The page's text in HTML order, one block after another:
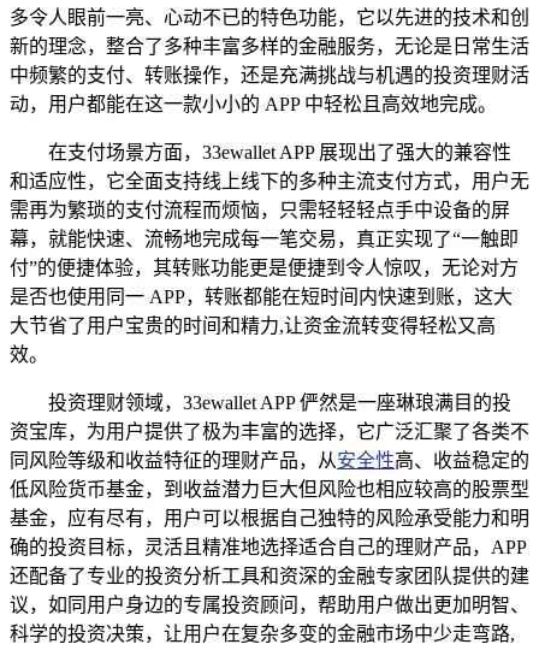
多令人眼前一亮、心动不已的特色功能，它以先进的技术和创
新的理念，整合了多种丰富多样的金融服务，无论是日常生活
中频繁的支付、转账操作，还是充满挑战与机遇的投资理财活
动，用户都能在这一款小小的 APP 中轻松且高效地完成。
在支付场景方面，33ewallet APP 展现出了强大的兼容性
和适应性，它全面支持线上线下的多种主流支付方式，用户无
需再为繁琐的支付流程而烦恼，只需轻轻轻点手中设备的屏
幕，就能快速、流畅地完成每一笔交易，真正实现了“一触即
付”的便捷体验，其转账功能更是便捷到令人惊叹，无论对方
是否也使用同一 APP，转账都能在短时间内快速到账，这大
大节省了用户宝贵的时间和精力,让资金流转变得轻松又高
效。
投资理财领域，33ewallet APP 俨然是一座琳琅满目的投
资宝库，为用户提供了极为丰富的选择，它广泛汇聚了各类不
同风险等级和收益特征的理财产品，从安全性高、收益稳定的
低风险货币基金，到收益潜力巨大但风险也相应较高的股票型
基金，应有尽有，用户可以根据自己独特的风险承受能力和明
确的投资目标，灵活且精准地选择适合自己的理财产品，APP
还配备了专业的投资分析工具和资深的金融专家团队提供的建
议，如同用户身边的专属投资顾问，帮助用户做出更加明智、
科学的投资决策，让用户在复杂多变的金融市场中少走弯路,